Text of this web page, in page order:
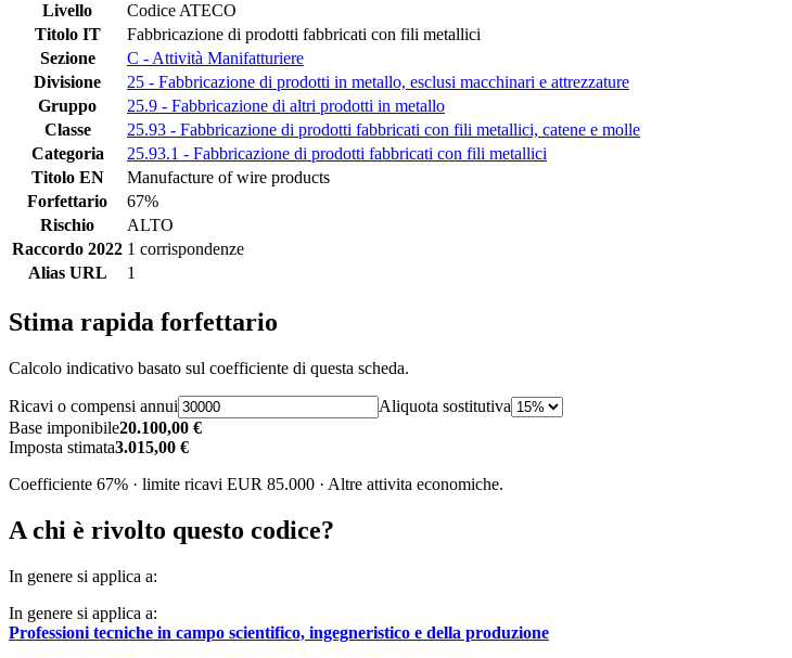
Livello
Codice ATECO
Titolo IT
Fabbricazione di prodotti fabbricati con fili metallici
Sezione
C - Attività Manifatturiere
Divisione
25 - Fabbricazione di prodotti in metallo, esclusi macchinari e attrezzature
Gruppo
25.9 - Fabbricazione di altri prodotti in metallo
Classe
25.93 - Fabbricazione di prodotti fabbricati con fili metallici, catene e molle
Categoria
25.93.1 - Fabbricazione di prodotti fabbricati con fili metallici
Titolo EN
Manufacture of wire products
Forfettario
67%
Rischio
ALTO
Raccordo 2022 1 corrispondenze
Alias URL
1
Stima rapida forfettario
Calcolo indicativo basato sul coefficiente di questa scheda.
Ricavi o compensi annui
Aliquota sostitutiva
Base imponibile20.100,00 €
Imposta stimata3.015,00 €
Coefficiente 67% · limite ricavi EUR 85.000 · Altre attivita economiche.
A chi è rivolto questo codice?
In genere si applica a:
In genere si applica a:
Professioni tecniche in campo scientifico, ingegneristico e della produzione